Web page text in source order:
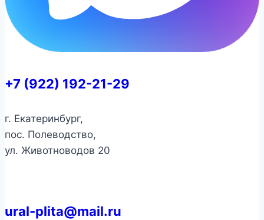
+7 (922) 192-21-29
г. Екатеринбург,
пос. Полеводство,
ул. Животноводов 20
ural-plita@mail.ru